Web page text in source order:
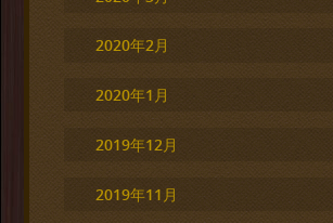
2020年2月
2020年1月
2019年12月
2019年11月